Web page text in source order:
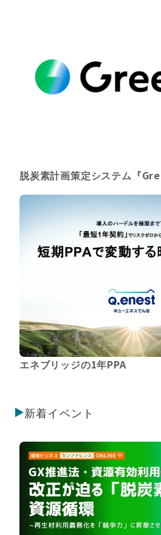
脱炭素計画策定システム『
エネブリッジの1年PPA
新着イベント